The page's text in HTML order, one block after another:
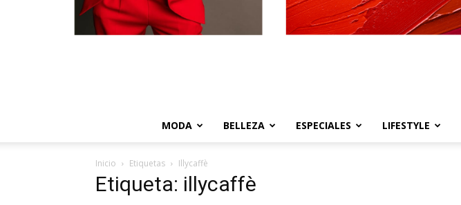
MODA BELLEZA ESPECIALES LIFESTYLE
Inicio Etiquetas Illycaffè
Etiqueta: illycaffè